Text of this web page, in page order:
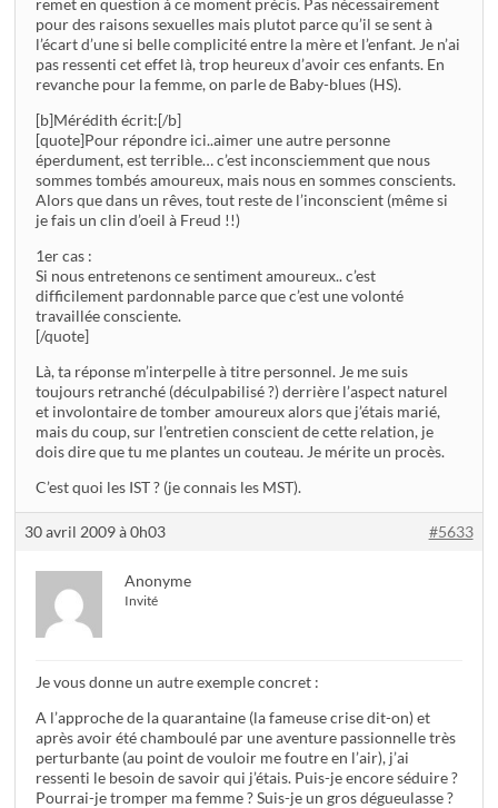
pour des raisons sexuelles mais plutot parce qu’il se sent à
l’écart d’une si belle complicité entre la mère et l’enfant. Je n’ai
pas ressenti cet effet là, trop heureux d’avoir ces enfants. En
revanche pour la femme, on parle de Baby-blues (HS).
[b]Mérédith écrit:[/b]
[quote]Pour répondre ici..aimer une autre personne
éperdument, est terrible… c’est inconsciemment que nous
sommes tombés amoureux, mais nous en sommes conscients.
Alors que dans un rêves, tout reste de l’inconscient (même si
je fais un clin d’oeil à Freud !!)
1er cas :
Si nous entretenons ce sentiment amoureux.. c’est
difficilement pardonnable parce que c’est une volonté
travaillée consciente.
[/quote]
Là, ta réponse m’interpelle à titre personnel. Je me suis
toujours retranché (déculpabilisé ?) derrière l’aspect naturel
et involontaire de tomber amoureux alors que j’étais marié,
mais du coup, sur l’entretien conscient de cette relation, je
dois dire que tu me plantes un couteau. Je mérite un procès.
C’est quoi les IST ? (je connais les MST).
30 avril 2009 à 0h03 #5633
Anonyme
Invité
Je vous donne un autre exemple concret :
A l’approche de la quarantaine (la fameuse crise dit-on) et
après avoir été chamboulé par une aventure passionnelle très
perturbante (au point de vouloir me foutre en l’air), j’ai
ressenti le besoin de savoir qui j’étais. Puis-je encore séduire ?
Pourrai-je tromper ma femme ? Suis-je un gros dégueulasse ?